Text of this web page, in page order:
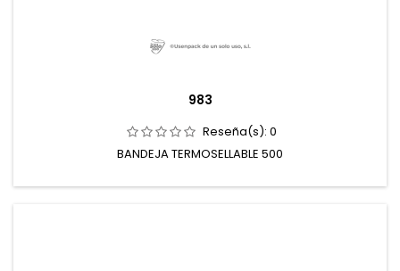
983
Reseña(s): 0
BANDEJA TERMOSELLABLE 500